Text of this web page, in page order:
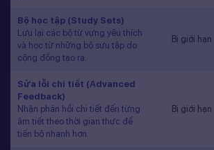
Bộ học tập (Study Sets)
Lưu lại các bộ từ vựng yêu thích
và học từ những bộ sưu tập do
cộng đồng tạo ra.
Bị giới hạn
Sửa lỗi chi tiết (Advanced
Feedback)
Nhận phản hồi chi tiết đến từng
âm tiết theo thời gian thực để
tiến bộ nhanh hơn.
Bị giới hạn